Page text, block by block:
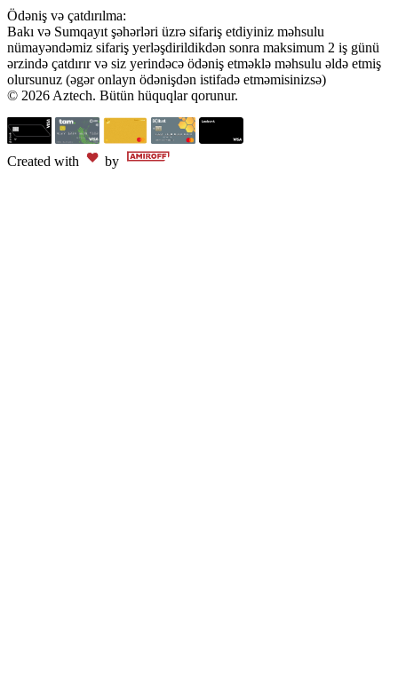
Ödəniş və çatdırılma:
Bakı və Sumqayıt şəhərləri üzrə sifariş etdiyiniz məhsulu
nümayəndəmiz sifariş yerləşdirildikdən sonra maksimum 2 iş günü
ərzində çatdırır və siz yerindəcə ödəniş etməklə məhsulu əldə etmiş
olursunuz (əgər onlayn ödənişdən istifadə etməmisinizsə)
© 2026 Aztech. Bütün hüquqlar qorunur.
Created with by